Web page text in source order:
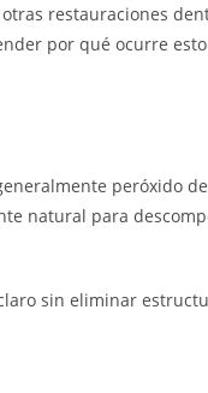
restauraciones
por qué ocurre
peróxido
natural para
sin eliminar